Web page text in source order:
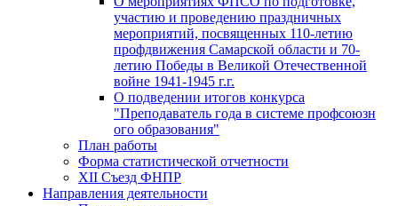
участию и проведению праздничных
мероприятий, посвященных 110-летию
профдвижения Самарской области и 70-
летию Победы в Великой Отечественной
войне 1941-1945 г.г.
О подведении итогов конкурса
"Преподаватель года в системе профсоюзн
ого образования"
План работы
Форма статистической отчетности
XII Съезд ФНПР
Направления деятельности